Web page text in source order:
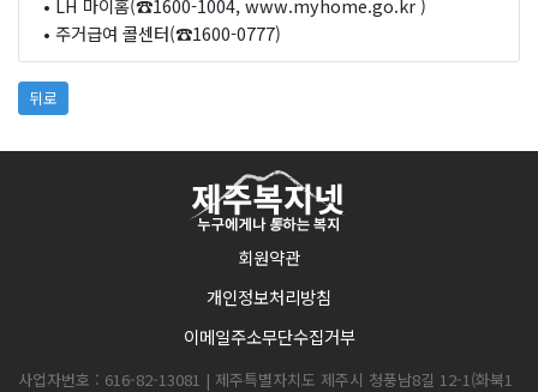
• LH 마이홈(☎1600-1004, www.myhome.go.kr)
• 주거급여 콜센터(☎1600-0777)
뒤로
회원약관
개인정보처리방침
이메일주소무단수집거부
사업자번호 : 616-82-13081 | 제주특별자치도 제주시 청풍남8길 12-1(화북1